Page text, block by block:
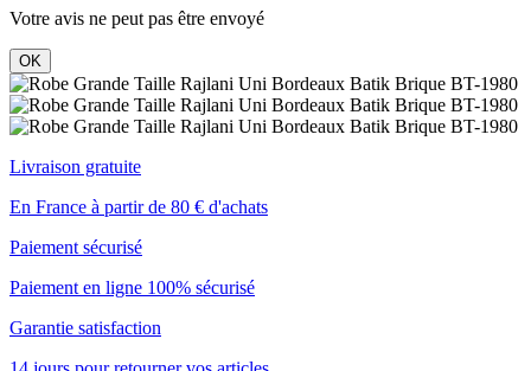
Votre avis ne peut pas être envoyé
OK
Livraison gratuite
En France à partir de 80 € d'achats
Paiement sécurisé
Paiement en ligne 100% sécurisé
Garantie satisfaction